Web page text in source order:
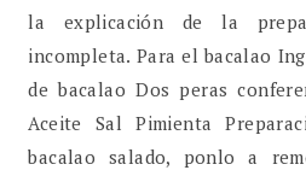
la explicación de la
incompleta. Para el bacalao
de bacalao Dos peras
Aceite Sal Pimienta
bacalao salado, ponlo a